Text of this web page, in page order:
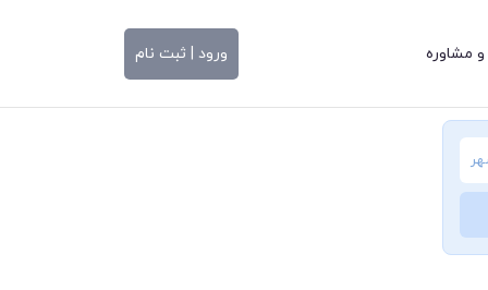
مشاوره ورود | ثبت نام